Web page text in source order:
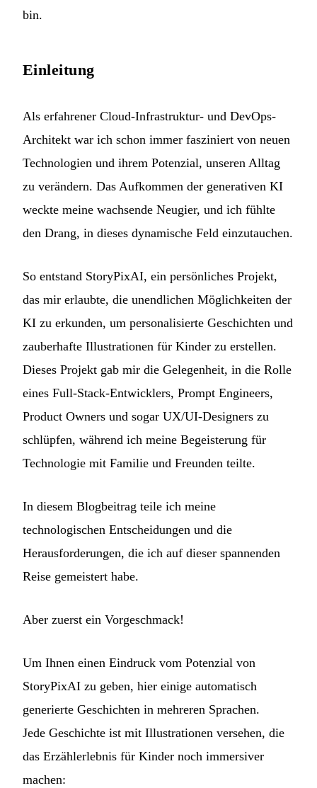
bin.
Einleitung
Als erfahrener Cloud-Infrastruktur- und DevOps-
Architekt war ich schon immer fasziniert von neuen
Technologien und ihrem Potenzial, unseren Alltag
zu verändern. Das Aufkommen der generativen KI
weckte meine wachsende Neugier, und ich fühlte
den Drang, in dieses dynamische Feld einzutauchen.
So entstand StoryPixAI, ein persönliches Projekt,
das mir erlaubte, die unendlichen Möglichkeiten der
KI zu erkunden, um personalisierte Geschichten und
zauberhafte Illustrationen für Kinder zu erstellen.
Dieses Projekt gab mir die Gelegenheit, in die Rolle
eines Full-Stack-Entwicklers, Prompt Engineers,
Product Owners und sogar UX/UI-Designers zu
schlüpfen, während ich meine Begeisterung für
Technologie mit Familie und Freunden teilte.
In diesem Blogbeitrag teile ich meine
technologischen Entscheidungen und die
Herausforderungen, die ich auf dieser spannenden
Reise gemeistert habe.
Aber zuerst ein Vorgeschmack!
Um Ihnen einen Eindruck vom Potenzial von
StoryPixAI zu geben, hier einige automatisch
generierte Geschichten in mehreren Sprachen.
Jede Geschichte ist mit Illustrationen versehen, die
das Erzählerlebnis für Kinder noch immersiver
machen: